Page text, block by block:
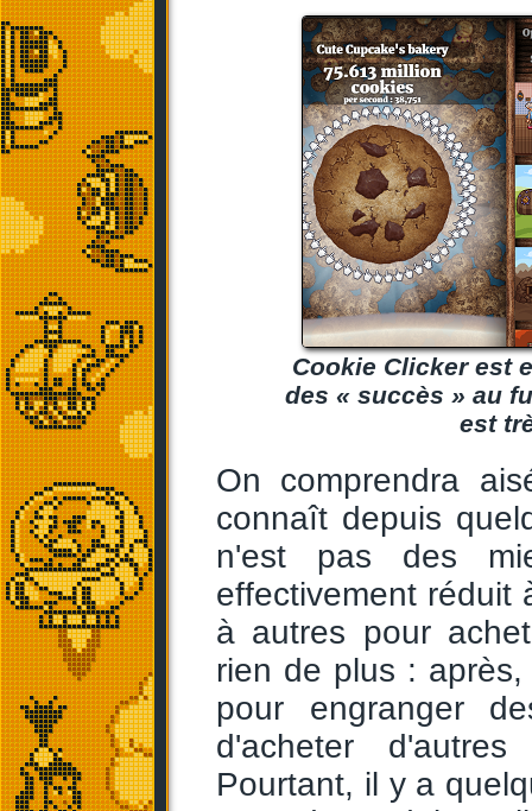
Cookie Clicker est
des « succès » au
est
On comprendra
connaît depuis
n'est pas des
effectivement réduit
à autres pour
rien de plus :
pour engranger
d'acheter
Pourtant, il y a